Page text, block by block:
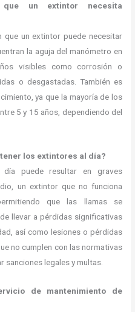
un extintor necesita
que un extintor puede necesitar
la aguja del manómetro en
visibles como corrosión o
o desgastadas. También es
ya que la mayoría de los
5 y 15 años, dependiendo del
los extintores al día?
puede resultar en graves
un extintor que no funciona
que las llamas se
llevar a pérdidas significativas
así como lesiones o pérdidas
no cumplen con las normativas
sanciones legales y multas.
de mantenimiento de